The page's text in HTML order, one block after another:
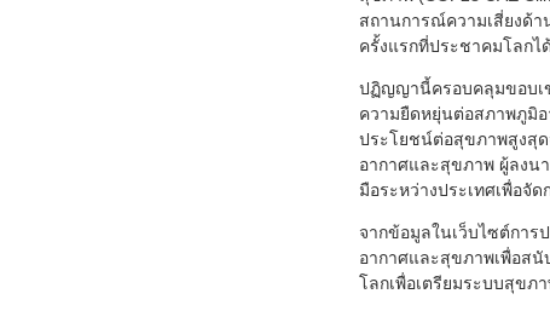
สถานการณ์ความเสี่ยงด้
ครั้งแรกที่ประชาคมโลก
ปฏิญญานี้ครอบคลุมขอบเ
ความยืดหยุ่นต่อสภาพภูมิอ
ประโยชน์ต่อสุขภาพสูงสุ
อากาศและสุขภาพ ผู้ลงน
มือระหว่างประเทศเพื่อจั
จากข้อมูลในเว็บไซต์กา
อากาศและสุขภาพเพื่อส
โลกเพื่อเตรียมระบบสุขภ